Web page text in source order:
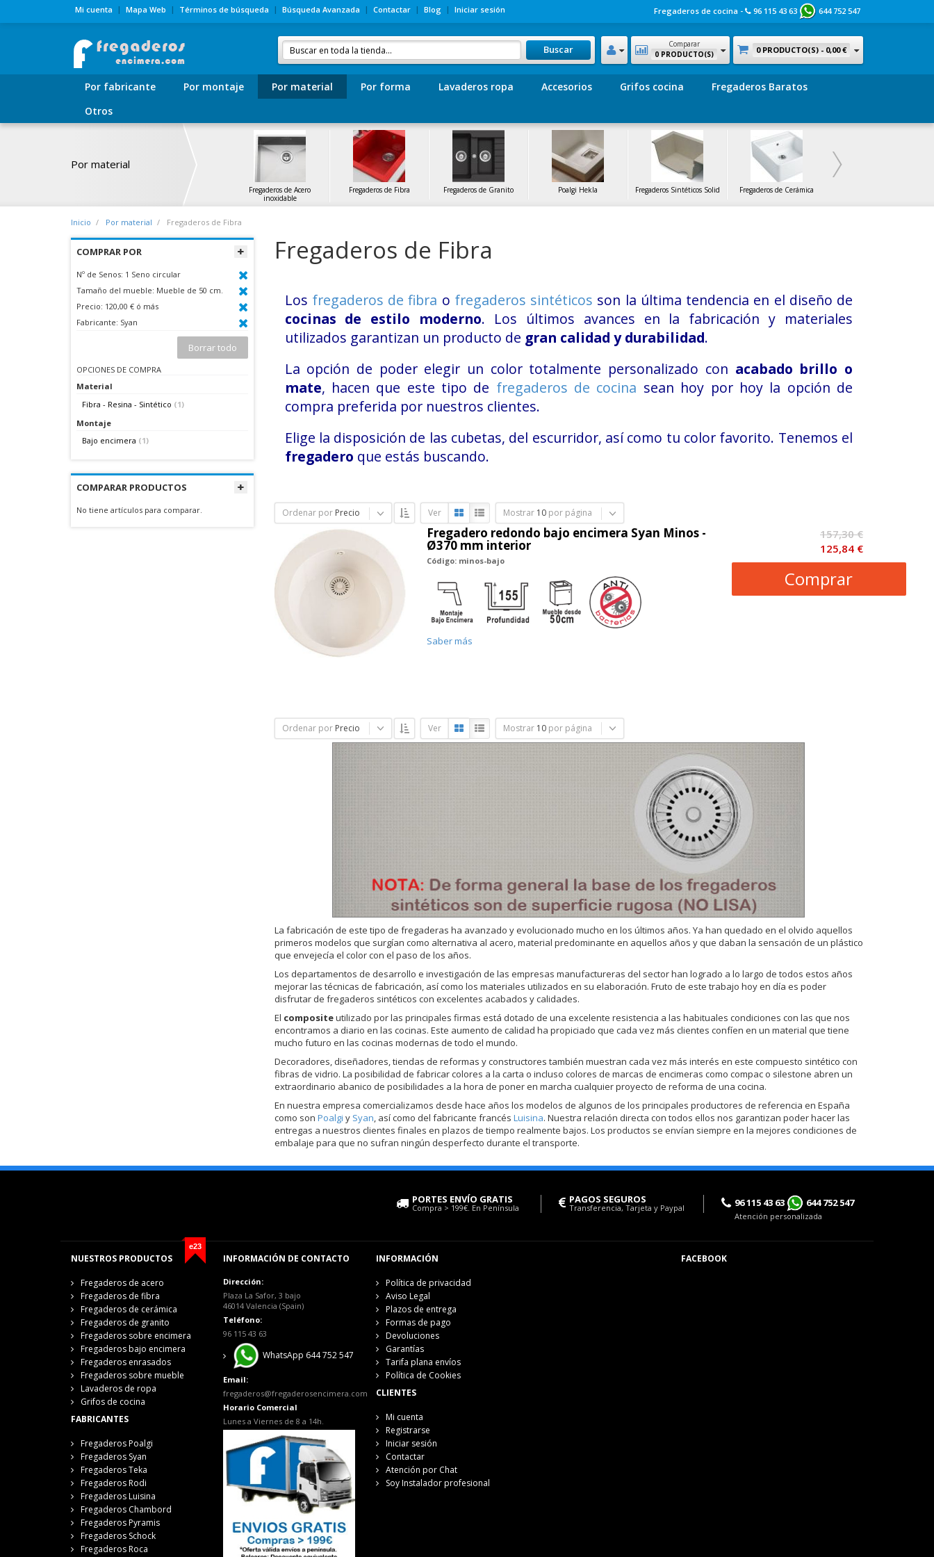
Mi cuenta Mapa Web Términos de búsqueda Búsqueda Avanzada Contactar Blog Iniciar sesión Fregaderos de cocina - 96 115 43 63 644 752 547
0 PRODUCTO(S) - 0,00 €
Comparar
0 PRODUCTO(S)
Buscar
Por fabricante Por montaje Por material Por forma Lavaderos ropa Accesorios Grifos cocina
Fregaderos Baratos
Otros
Por material
Fregaderos de Acero
inoxidable
Fregaderos de Fibra Fregaderos de Granito Poalgi Hekla Fregaderos Sintéticos Solid Fregaderos de Cerámica
Inicio Por material Fregaderos de Fibra
COMPRAR POR
Nº de Senos: 1 Seno circular
Tamaño del mueble: Mueble de 50 cm.
Precio: 120,00 € ó más
Fabricante: Syan
Borrar todo
OPCIONES DE COMPRA
Material
Fibra - Resina - Sintético (1)
Montaje
Bajo encimera (1)
COMPARAR PRODUCTOS
No tiene artículos para comparar.
Fregaderos de Fibra
Los fregaderos de fibra o fregaderos sintéticos son la última tendencia en el diseño de
cocinas de estilo moderno. Los últimos avances en la fabricación y materiales
utilizados garantizan un producto de gran calidad y durabilidad.
La opción de poder elegir un color totalmente personalizado con acabado brillo o
mate, hacen que este tipo de fregaderos de cocina sean hoy por hoy la opción de
compra preferida por nuestros clientes.
Elige la disposición de las cubetas, del escurridor, así como tu color favorito. Tenemos el
fregadero que estás buscando.
Ordenar por Precio Ver Mostrar 10 por página
Fregadero redondo bajo encimera Syan Minos -
Ø370 mm interior
Código: minos-bajo
Saber más
157,30 €
125,84 €
Comprar
Ordenar por Precio Ver Mostrar 10 por página
La fabricación de este tipo de fregaderas ha avanzado y evolucionado mucho en los últimos años. Ya han quedado en el olvido aquellos
primeros modelos que surgían como alternativa al acero, material predominante en aquellos años y que daban la sensación de un plástico
que envejecía el color con el paso de los años.
Los departamentos de desarrollo e investigación de las empresas manufactureras del sector han logrado a lo largo de todos estos años
mejorar las técnicas de fabricación, así como los materiales utilizados en su elaboración. Fruto de este trabajo hoy en día es poder
disfrutar de fregaderos sintéticos con excelentes acabados y calidades.
El compositeutilizado por las principales firmas está dotado de una excelente resistencia a las habituales condiciones con las que nos
encontramos a diario en las cocinas. Este aumento de calidad ha propiciado que cada vez más clientes confíen en un material que tiene
mucho futuro en las cocinas modernas de todo el mundo.
Decoradores, diseñadores, tiendas de reformas y constructores también muestran cada vez más interés en este compuesto sintético con
fibras de vidrio. La posibilidad de fabricar colores a la carta o incluso colores de marcas de encimeras como compac o silestone abren un
extraordinario abanico de posibilidades a la hora de poner en marcha cualquier proyecto de reforma de una cocina.
En nuestra empresa comercializamos desde hace años los modelos de algunos de los principales productores de referencia en España
como son Poalgi y Syan, así como del fabricante francés Luisina. Nuestra relación directa con todos ellos nos garantizan poder hacer las
entregas a nuestros clientes finales en plazos de tiempo realmente bajos. Los productos se envían siempre en la mejores condiciones de
embalaje para que no sufran ningún desperfecto durante el transporte.
PORTES ENVÍO GRATIS
Compra > 199€. En Península
PAGOS SEGUROS
Transferencia, Tarjeta y Paypal 96 115 43 63 644 752 547
Atención personalizada
e23
NUESTROS PRODUCTOS
Fregaderos de acero
Fregaderos de fibra
Fregaderos de cerámica
Fregaderos de granito
Fregaderos sobre encimera
Fregaderos bajo encimera
Fregaderos enrasados
Fregaderos sobre mueble
Lavaderos de ropa
Grifos de cocina
FABRICANTES
Fregaderos Poalgi
Fregaderos Syan
Fregaderos Teka
Fregaderos Rodi
Fregaderos Luisina
Fregaderos Chambord
Fregaderos Pyramis
Fregaderos Schock
Fregaderos Roca
INFORMACIÓN DE CONTACTO
Dirección:
Plaza La Safor, 3 bajo
46014 Valencia (Spain)
Teléfono:
96 115 43 63
WhatsApp 644 752 547
Email:
fregaderos@fregaderosencimera.com
Horario Comercial
Lunes a Viernes de 8 a 14h.
INFORMACIÓN
Política de privacidad
Aviso Legal
Plazos de entrega
Formas de pago
Devoluciones
Garantías
Tarifa plana envíos
Política de Cookies
CLIENTES
Mi cuenta
Registrarse
Iniciar sesión
Contactar
Atención por Chat
Soy Instalador profesional
FACEBOOK